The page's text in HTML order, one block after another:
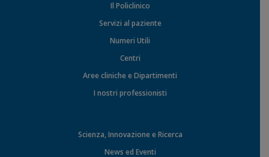
Il Policlinico
Servizi al paziente
Numeri Utili
Centri
Aree cliniche e Dipartimenti
I nostri professionisti
Scienza, Innovazione e Ricerca
News ed Eventi